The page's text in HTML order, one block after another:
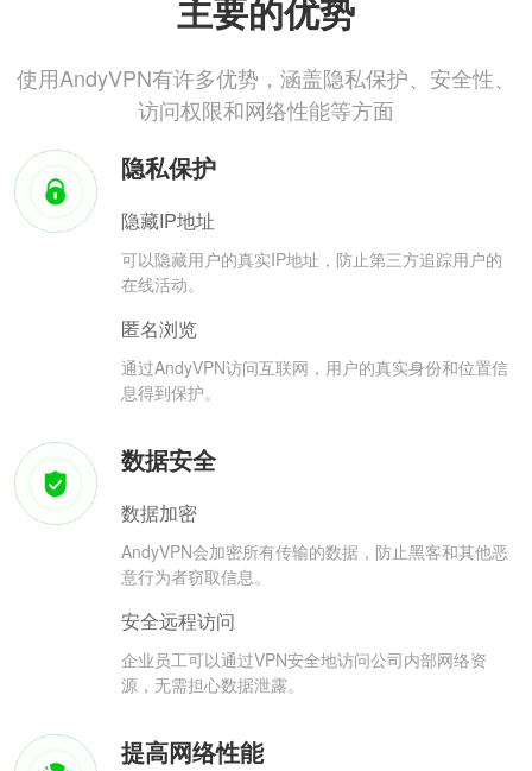
主要的优势
使用AndyVPN有许多优势，涵盖隐私保护、安全性、
访问权限和网络性能等方面
隐私保护
隐藏IP地址
可以隐藏用户的真实IP地址，防止第三方追踪用户的
在线活动。
匿名浏览
通过AndyVPN访问互联网，用户的真实身份和位置信
息得到保护。
数据安全
数据加密
AndyVPN会加密所有传输的数据，防止黑客和其他恶
意行为者窃取信息。
安全远程访问
企业员工可以通过VPN安全地访问公司内部网络资
源，无需担心数据泄露。
提高网络性能